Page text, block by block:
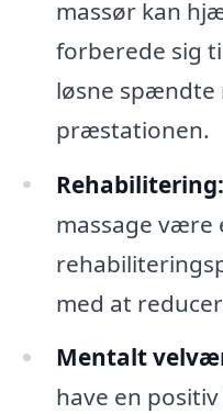
massør kan
forberede sig
løsne spændte
præstationen.
Rehabilitering:
massage være
med at
Mentalt
have en